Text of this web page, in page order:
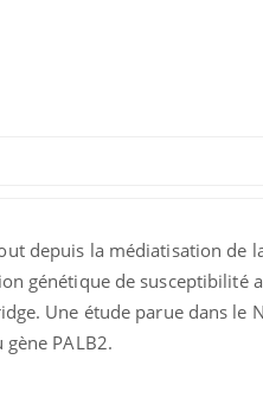
depuis la médiatisation de
génétique de susceptibilité
Une étude parue dans le
PALB2.
?